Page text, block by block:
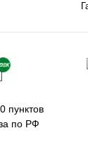
пунктов
по РФ